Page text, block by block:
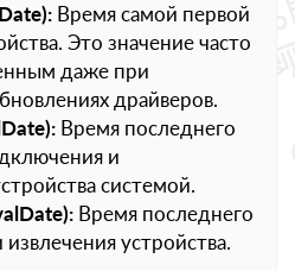
Время самой первой
Это значение часто
даже при
драйверов.
Время последнего
и
системой.
Время последнего
устройства.